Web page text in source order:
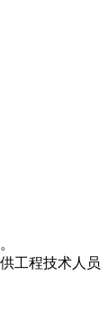
工程技术人员